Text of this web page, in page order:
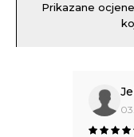
Prikazane